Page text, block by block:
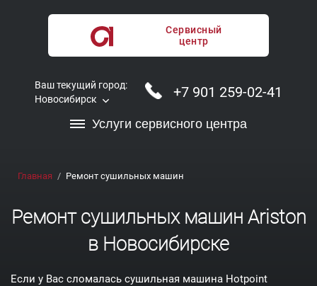
Сервисный
центр
Ваш текущий город:
Новосибирск
+7 901 259-02-41
Услуги сервисного центра
Главная Ремонт сушильных машин
Ремонт сушильных машин Ariston
в Новосибирске
Если у Вас сломалась сушильная машина Hotpoint